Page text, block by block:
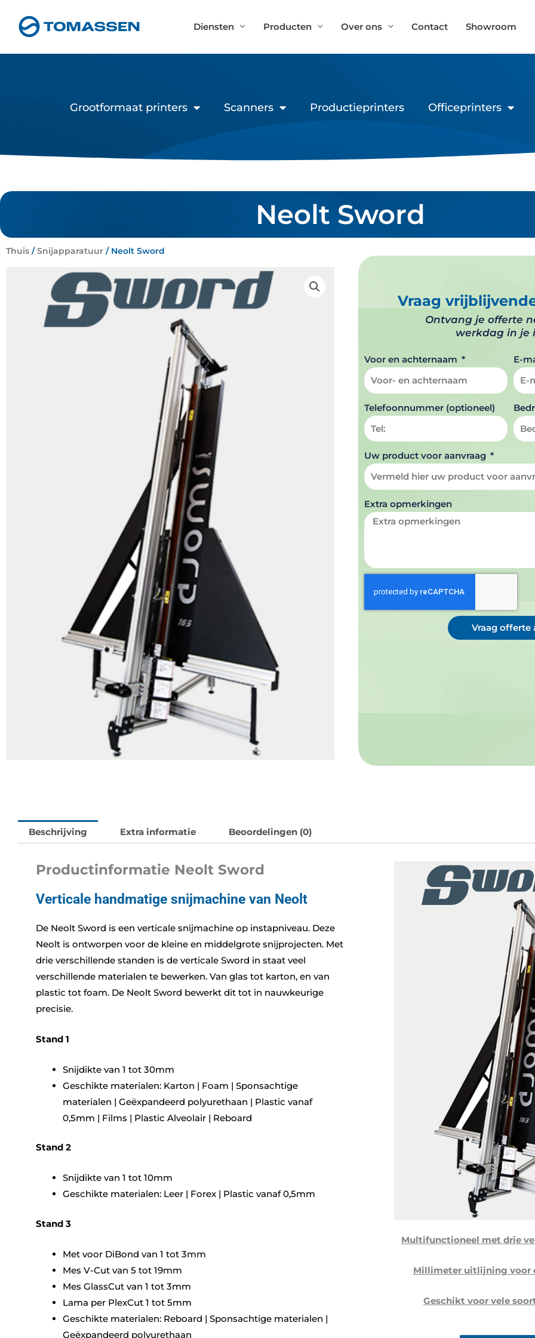
naar
inhoud
Diensten Producten Over ons Contact Showroom
Grootformaat printers Scanners Productieprinters Officeprinters
Neolt Sword
Thuis /Snijapparatuur / Neolt Sword
Vraag
Ontvang je offerte
werkdag in je
Voor en achternaam E-
Telefoonnummer (optioneel)
Uw product voor aanvraag
Extra opmerkingen
Vraag offerte
Beschrijving Extra informatie Beoordelingen (0)
Productinformatie Neolt Sword
Verticale handmatige snijmachine van Neolt
De Neolt Sword is een verticale snijmachine op instapniveau. Deze
Neolt is ontworpen voor de kleine en middelgrote snijprojecten. Met
drie verschillende standen is de verticale Sword in staat veel
verschillende materialen te bewerken. Van glas tot karton, en van
plastic tot foam. De Neolt Sword bewerkt dit tot in nauwkeurige
precisie.
Stand 1
Snijdikte van 1 tot 30mm
Geschikte materialen: Karton | Foam | Sponsachtige
materialen | Geëxpandeerd polyurethaan | Plastic vanaf
0,5mm | Films | Plastic Alveolair | Reboard
Stand 2
Snijdikte van 1 tot 10mm
Geschikte materialen: Leer | Forex | Plastic vanaf 0,5mm
Stand 3
Met voor DiBond van 1 tot 3mm
Mes V-Cut van 5 tot 19mm
Mes GlassCut van 1 tot 3mm
Lama per PlexCut 1 tot 5mm
Geschikte materialen: Reboard | Sponsachtige materialen |
Geëxpandeerd polyurethaan
Multifunctioneel met drie
Millimeter uitlijning voor
Geschikt voor vele